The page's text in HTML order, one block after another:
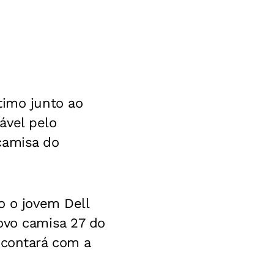
junto ao
pelo
do
o jovem Dell
camisa 27 do
com a